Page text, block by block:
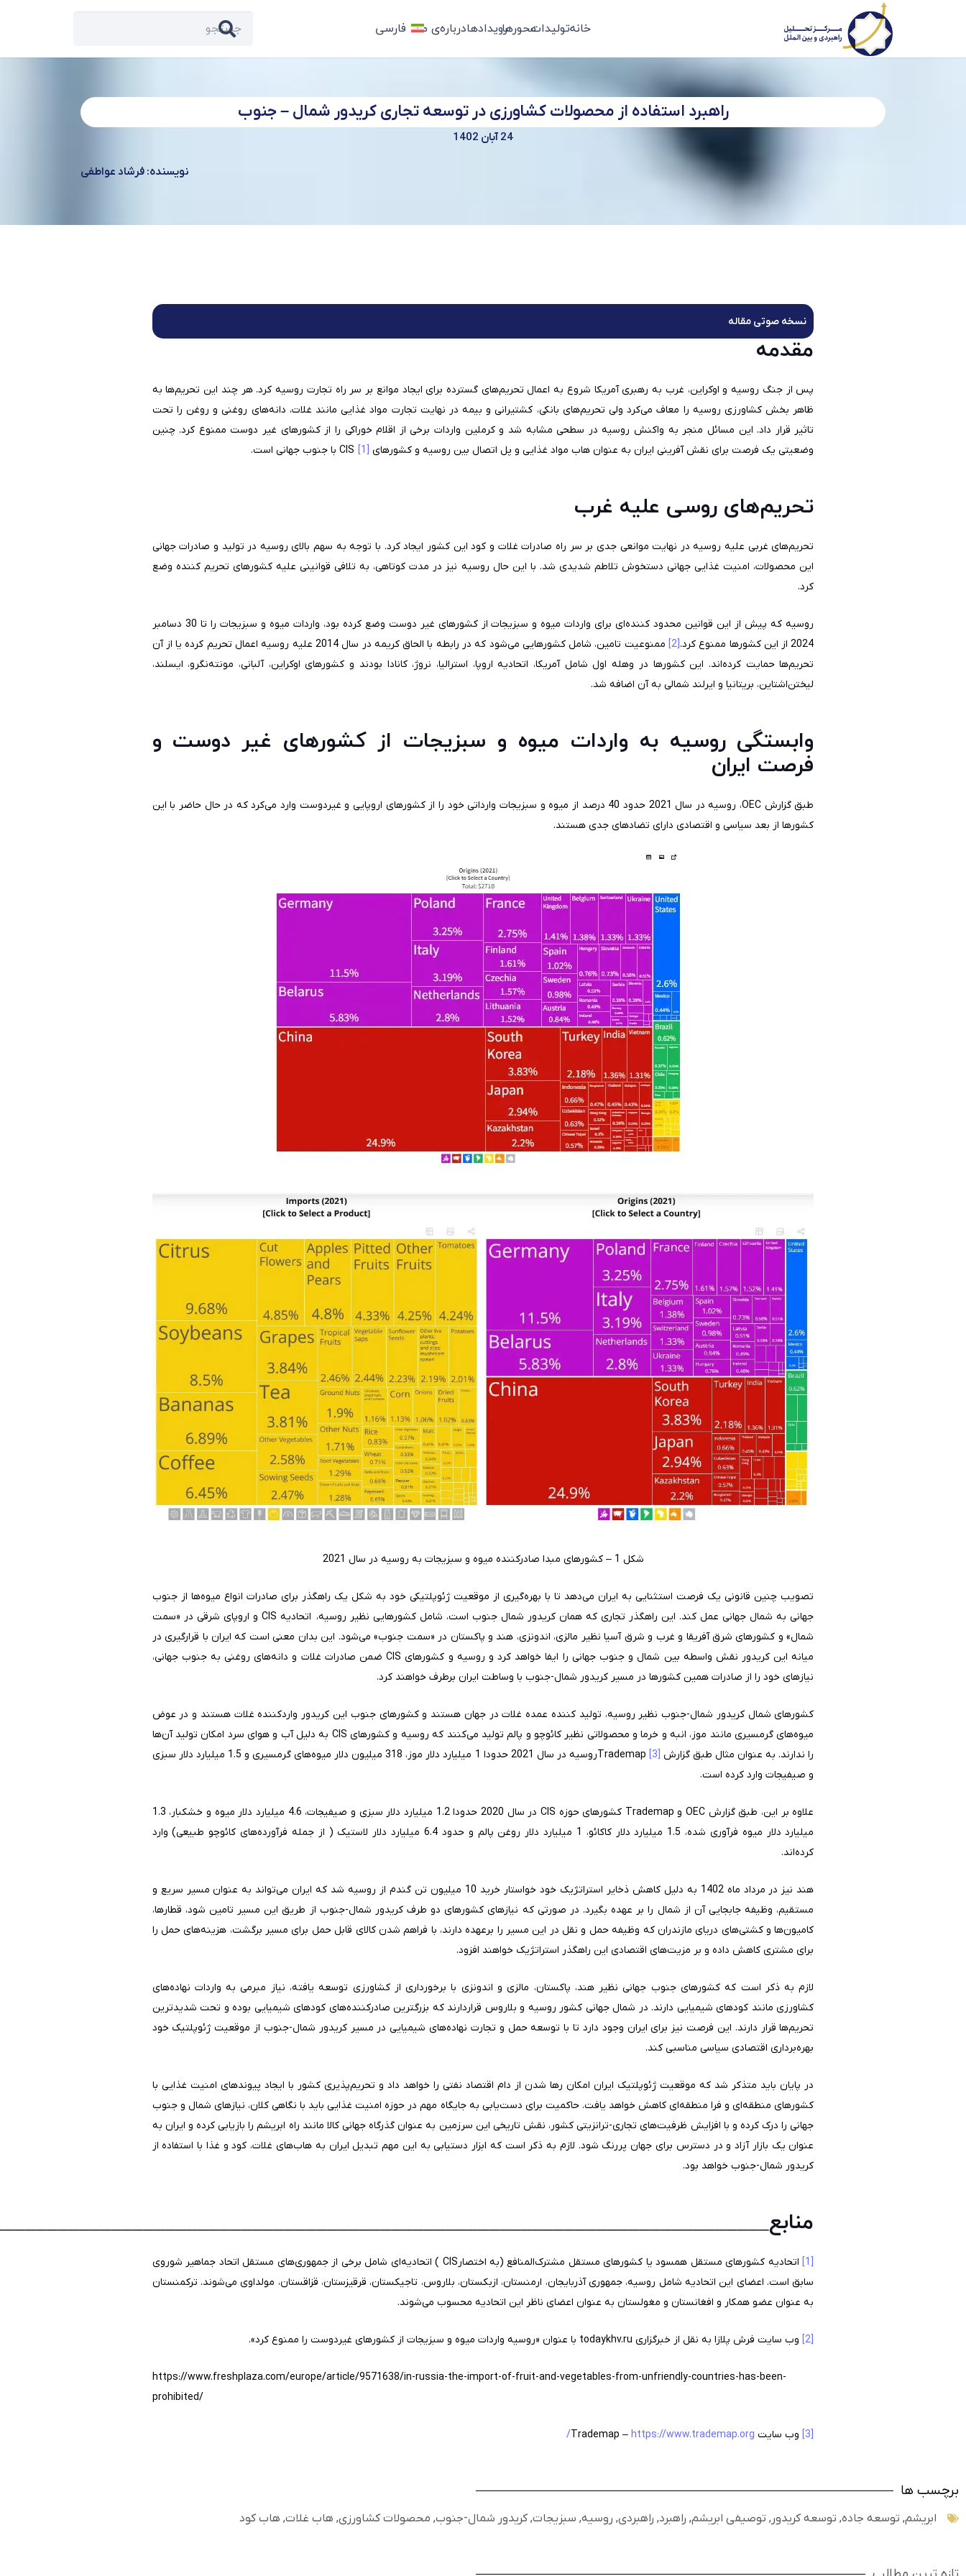
خانهتولیداتمحورهارویدادهادرباره‌ی ما فارسی
راهبرد استفاده از محصولات کشاورزی در توسعه تجاری کریدور شمال – جنوب
24 آبان 1402
نویسنده: فرشاد عواطفی
نسخه صوتی مقاله
مقدمه
پس از جنگ روسیه و اوکراین، غرب به رهبری آمریکا شروع به اعمال تحریم‌‌های گسترده برای ایجاد موانع بر سر راه تجارت روسیه کرد. هر چند این تحریم‌ها به
ظاهر بخش کشاورزی روسیه را معاف می‌کرد ولی تحریم‌های بانکی، کشتیرانی و بیمه در نهایت تجارت مواد غذایی مانند غلات، دانه‌های روغنی و روغن را تحت
تاثیر قرار داد. این مسائل منجر به واکنش روسیه در سطحی مشابه شد و کرملین واردات برخی از اقلام خوراکی را از کشورهای غیر دوست ممنوع کرد. چنین
وضعیتی یک فرصت برای نقش آفرینی ایران به عنوان هاب مواد غذایی و پل اتصال بین روسیه و کشورهای CIS [1] با جنوب جهانی است.
تحریم‌های روسی علیه غرب
تحریم‌های غربی علیه روسیه در نهایت موانعی جدی بر سر راه صادرات غلات و کود این کشور ایجاد کرد. با توجه به سهم بالای روسیه در تولید و صادرات جهانی
این محصولات، امنیت غذایی جهانی دستخوش تلاطم شدیدی شد. با این حال روسیه نیز در مدت کوتاهی، به تلافی قوانینی علیه کشورهای تحریم کننده وضع
کرد.
روسیه که پیش از این قوانین محدود کننده‌ای برای واردات میوه و سبزیجات از کشورهای غیر دوست وضع کرده بود، واردات میوه و سبزیجات را تا 30 دسامبر
2024 از این کشورها ممنوع کرد.
[2]
ممنوعیت تامین، شامل کشورهایی می‌شود که در رابطه با الحاق کریمه در سال 2014 علیه روسیه اعمال تحریم کرده یا از آن
تحریم‌ها حمایت کرده‌اند. این کشورها در وهله اول شامل آمریکا، اتحادیه اروپا، استرالیا، نروژ، کانادا بودند و کشورهای اوکراین، آلبانی، مونته‌نگرو، ایسلند،
لیختن‌اشتاین، بریتانیا و ایرلند شمالی به آن اضافه شد.
وابستگی روسیه به واردات میوه و سبزیجات از کشورهای غیر دوست و
فرصت ایران
طبق گزارش OEC، روسیه در سال 2021 حدود 40 درصد از میوه و سبزیجات وارداتی خود را از کشورهای اروپایی و غیردوست وارد می‌کرد که در حال حاضر با این
کشورها از بعد سیاسی و اقتصادی دارای تضادهای جدی هستند.
شکل 1 – کشورهای مبدا صادرکننده میوه و سبزیجات به روسیه در سال 2021
تصویب چنین قانونی یک فرصت استثنایی به ایران می‌دهد تا با بهره‌گیری از موقعیت ژئوپلتیکی خود به شکل یک راهگذر برای صادرات انواع میوه‌ها از جنوب
جهانی به شمال جهانی عمل کند. این راهگذر تجاری که همان کریدور شمال جنوب است، شامل کشورهایی نظیر روسیه، اتحادیه CIS و اروپای شرقی در «سمت
شمال» و کشورهای شرق آفریقا و غرب و شرق آسیا نظیر مالزی، اندونزی، هند و پاکستان در «سمت جنوب» می‌شود. این بدان معنی است که ایران با قرارگیری در
میانه این کریدور نقش واسطه بین شمال و جنوب جهانی را ایفا خواهد کرد و روسیه و کشورهای CIS ضمن صادرات غلات و دانه‌های روغنی به جنوب جهانی،
نیازهای خود را از صادرات همین کشورها در مسیر کریدور شمال-جنوب با وساطت ایران برطرف خواهند کرد.
کشورهای شمال کریدور شمال-جنوب نظیر روسیه، تولید کننده عمده غلات در جهان هستند و کشورهای جنوب این کریدور واردکننده غلات هستند و در عوض
میوه‌های گرمسیری مانند موز، انبه و خرما و محصولاتی نظیر کائوچو و پالم تولید می‌کنند که روسیه و کشور‌های CIS به دلیل آب و هوای سرد امکان تولید آن‌ها
را ندارند. به عنوان مثال طبق گزارش Trademap [3]
روسیه در سال 2021 حدودا 1 میلیارد دلار موز، 318 میلیون دلار میوه‌های گرمسیری و 1.5 میلیارد دلار سبزی
و صیفیجات وارد کرده است.
علاوه بر این، طبق گزارش OEC و Trademap کشورهای حوزه CIS در سال 2020 حدودا 1.2 میلیارد دلار سبزی و صیفیجات، 4.6 میلیارد دلار میوه و خشکبار، 1.3
میلیارد دلار میوه فرآوری شده، 1.5 میلیارد دلار کاکائو، 1 میلیارد دلار روغن پالم و حدود 6.4 میلیارد دلار لاستیک ( از جمله فرآورده‌های کائوچو طبیعی) وارد
کرده‌اند.
هند نیز در مرداد ماه 1402 به دلیل کاهش ذخایر استراتژیک خود خواستار خرید 10 میلیون تن گندم از روسیه شد که ایران می‌تواند به عنوان مسیر سریع و
مستقیم، وظیفه جابجایی آن از شمال را بر عهده بگیرد. در صورتی که نیاز‌های کشورهای دو طرف کریدور شمال-جنوب از طریق این مسیر تامین شود، قطارها،
کامیون‌ها و کشتی‌های دریای مازندران که وظیفه حمل و نقل در این مسیر را برعهده دارند، با فراهم شدن کالای قابل حمل برای مسیر برگشت، هزینه‌های حمل را
برای مشتری کاهش داده و بر مزیت‌های اقتصادی این راهگذر استراتژیک خواهند افزود.
لازم به ذکر است که کشورهای جنوب جهانی نظیر هند، پاکستان، مالزی و اندونزی با برخورداری از کشاورزی توسعه یافته، نیاز مبرمی به واردات نهاده‌های
کشاورزی مانند کودهای شیمیایی دارند. در شمال جهانی کشور روسیه و بلاروس قراردارند که بزرگترین صادرکننده‌های کودهای شیمیایی بوده و تحت شدیدترین
تحریم‌ها قرار دارند. این فرصت نیز برای ایران وجود دارد تا با توسعه حمل و تجارت نهاده‌های شیمیایی در مسیر کریدور شمال-جنوب از موقعیت ژئوپلتیک خود
بهره‌برداری اقتصادی سیاسی مناسبی کند.
در پایان باید متذکر شد که موقعیت ژئوپلتیک ایران امکان رها شدن از دام اقتصاد نفتی را خواهد داد و تحریم‌پذیری کشور با ایجاد پیوندهای امنیت غذایی با
کشورهای منطقه‌ای و فرا منطقه‌ای کاهش خواهد یافت. حاکمیت برای دست‌یابی به جایگاه مهم در حوزه امنیت غذایی باید با نگاهی کلان، نیازهای شمال و جنوب
جهانی را درک کرده و با افزایش ظرفیت‌های تجاری-ترانزیتی کشور، نقش تاریخی این سرزمین به عنوان گذرگاه جهانی کالا مانند راه ابریشم را بازیابی کرده و ایران به
عنوان یک بازار آزاد و در دسترس برای جهان پررنگ شود. لازم به ذکر است که ابزار دستیابی به این مهم تبدیل ایران به هاب‌های غلات، کود و غذا با استفاده از
کریدور شمال-جنوب خواهد بود.
اتحادیه کشورهای مستقل همسود یا کشورهای مستقل مشترک‌المنافع (به اختصارCIS ) اتحادیه‌ای شامل برخی از جمهوری‌های مستقل اتحاد جماهیر شوروی
سابق است. اعضای این اتحادیه شامل روسیه، جمهوری آذربایجان، ارمنستان، ازبکستان، بلاروس، تاجیکستان، قرقیزستان، قزاقستان، مولداوی می‌شوند. ترکمنستان
به عنوان عضو همکار و افغانستان و مغولستان به عنوان اعضای ناظر این اتحادیه محسوب می‌شوند.
وب سایت فرش پلازا به نقل از خبرگزاری todaykhv.ru با عنوان «روسیه واردات میوه و سبزیجات از کشورهای غیردوست را ممنوع کرد».
https://www.freshplaza.com/europe/article/9571638/in-russia-the-import-of-fruit-and-vegetables-from-unfriendly-countries-has-been-
prohibited/
وب سایت Trademap – https://www.trademap.org/
برچسب ها
ابریشم, توسعه جاده, توسعه کریدور , توصیفی ابریشم, راهبرد, راهبردی, روسیه, سبزیجات, کریدور شمال-جنوب, محصولات کشاورزی, هاب غلات, هاب کود